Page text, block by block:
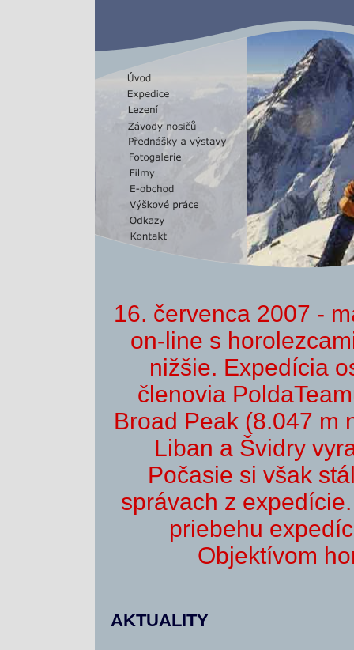
16. červenca 2007 -
on-line s
nižšie. Expedícia
členovia
Broad Peak (8.047 m
Liban a Švidry
Počasie si však
správach z
priebehu
Objektívom
AKTUALITY